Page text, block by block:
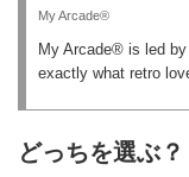
My Arcade®
My Arcade® is led
exactly what retro
どっちを選ぶ？